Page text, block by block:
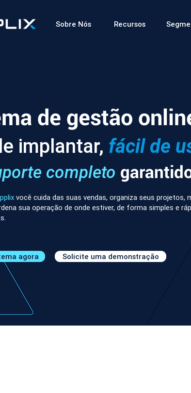
Sobre Nós Recursos
você cuida das suas vendas, organiza seus projetos,
sua operação de onde estiver, de forma simples e
agora Solicite uma demonstração
de gestão
implantar, fácil de
completo